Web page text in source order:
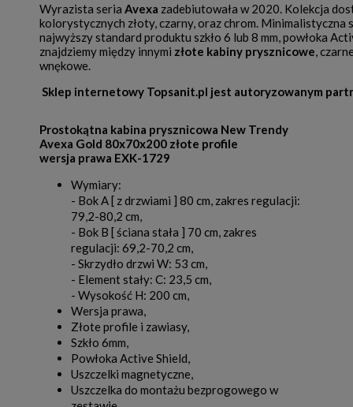
Wyrazista seria Avexa zadebiutowała w 2020. Kolekcja
kolorystycznych złoty, czarny, oraz chrom. Minimalistyczna
najwyższy standard produktu szkło 6 lub 8 mm, powłoka
znajdziemy między innymi złote kabiny prysznicowe ,
wnękowe.
Sklep internetowy Topsanit.pl jest autoryzowanym
Prostokątna kabina prysznicowa New Trendy
Avexa Gold 80x70x200 złote profile
wersja prawa EXK-1729
Wymiary:
- Bok A [ z drzwiami ] 80 cm, zakres regulacji:
79,2-80,2 cm,
- Bok B [ ściana stała ] 70 cm, zakres
regulacji: 69,2-70,2 cm,
- Skrzydło drzwi W: 53 cm,
- Element stały: C: 23,5 cm,
- Wysokość H: 200 cm,
Wersja prawa,
Złote profile i zawiasy,
Szkło 6mm,
Powłoka Active Shield,
Uszczelki magnetyczne,
Uszczelka do montażu bezprogowego w